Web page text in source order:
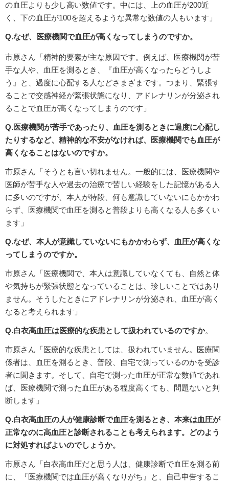
の血圧よりも少し高い数値です。中には、上の血圧が200近
く、下の血圧が100を超えるような異常な数値の人もいます」
Q.なぜ、医療機関で血圧が高くなってしまうのですか。
市原さん「精神的要素が主な原因です。例えば、医療機関が苦
手な人や、血圧を測るとき、『血圧が高くなったらどうしよ
う』と、過度に心配する人などさまざまです。つまり、緊張す
ることで交感神経が緊張状態になり、アドレナリンが分泌され
ることで血圧が高くなってしまうのです」
Q.医療機関が苦手であったり、血圧を測るときに過度に心配し
たりするなど、精神的な不安がなければ、医療機関でも血圧が
高くなることはないのですか。
市原さん「そうとも言い切れません。一般的には、医療機関や
医師が苦手な人や過去の治療で苦しい経験をした記憶がある人
に多いのですが、本人が特段、何も意識していないにもかかわ
らず、医療機関で血圧を測ると普段よりも高くなる人も多くい
ます」
Q.なぜ、本人が意識していないにもかかわらず、血圧が高くな
ってしまうのですか。
市原さん「医療機関で、本人は意識していなくても、自然と体
や気持ちが緊張状態となっていることは、珍しいことではあり
ません。そうしたときにアドレナリンが分泌され、血圧が高く
なると考えられます」
Q.白衣高血圧は医療的な疾患として扱われているのですか。
市原さん「医療的な疾患としては、扱われていません。医療関
係者は、血圧を測るとき、普段、自宅で測っているのかを受診
者に聞きます。そして、自宅で測った血圧が正常な数値であれ
ば、医療機関で測った血圧がある程度高くても、問題ないと判
断します」
Q.白衣高血圧の人が健康診断で血圧を測るとき、本来は血圧が
正常なのに高血圧と診断されることも考えられます。どのよう
に対処すればよいのでしょうか。
市原さん「白衣高血圧だと思う人は、健康診断で血圧を測る前
に、『医療機関では血圧が高くなりがち』と、自己申告するこ